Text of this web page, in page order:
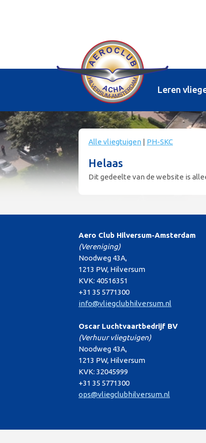
Leren
Alle vliegtuigen | PH-SKC
Helaas
Dit gedeelte van de website is
Aero Club Hilversum-Amsterdam
(Vereniging)
Noodweg 43A,
1213 PW, Hilversum
KVK: 40516351
+31 35 5771300
info@vliegclubhilversum.nl
Oscar Luchtvaartbedrijf BV
(Verhuur vliegtuigen)
Noodweg 43A,
1213 PW, Hilversum
KVK: 32045999
+31 35 5771300
ops@vliegclubhilversum.nl